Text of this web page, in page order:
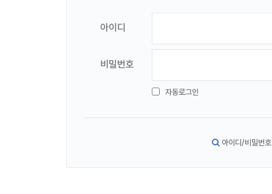
아이디
비밀번호
자동로그인
아이디/비밀번